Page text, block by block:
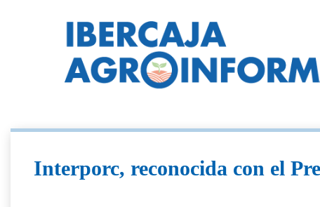
Interporc, reconocida con el